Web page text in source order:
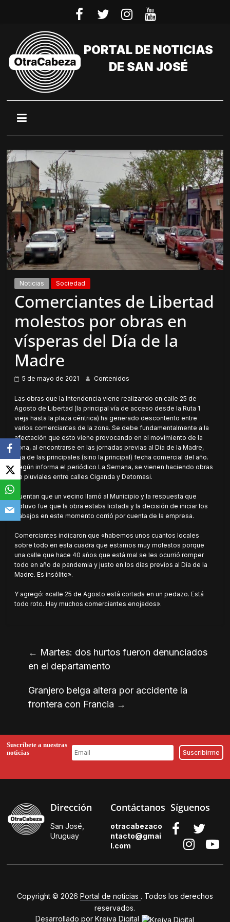
PORTAL DE NOTICIAS
DE SAN JOSÉ
Noticias Sociedad
Comerciantes de Libertad
molestos por obras en
vísperas del Día de la
Madre
5 de mayo de 2021 Contenidos
Las obras que la Intendencia viene realizando en calle 25 de
Agosto de Libertad (la principal vía de acceso desde la Ruta 1
vieja hasta la plaza céntrica) ha generado descontento entre
varios comerciantes de la zona. Se debe fundamentalmente a la
afectación que esto viene provocando en el movimiento de la
zona, al encontrarse en las jornadas previas al Día de la Madre,
una de las principales (sino la principal) fecha comercial del año.
Según informa el periódico La Semana, se vienen haciendo obras
de pluviales entre calles Ciganda y Detomasi.
Cuentan que un vecino llamó al Municipio y la respuesta que
obtuvo fue que la obra estaba licitada y la decisión de iniciar los
trabajos en este momento corrió por cuenta de la empresa.
Comerciantes indicaron que «habemos unos cuantos locales
sobre todo en esta cuadra que estamos muy molestos porque
una calle que hace 40 años que está mal se les ocurrió romper
todo en año de pandemia y justo en los días previos al Día de la
Madre. Es insólito».
Y agregó: «calle 25 de Agosto está cortada en un pedazo. Está
todo roto. Hay muchos comerciantes enojados».
← Martes: dos hurtos fueron denunciados
en el departamento
Granjero belga altera por accidente la
frontera con Francia →
Suscríbete a nuestras
noticias
Dirección
San José,
Uruguay
Contáctanos
otracabezaco
ntacto@gmai
l.com
Síguenos
Copyright © 2026 Portal de noticias . Todos los derechos
reservados.
Desarrollado porKreiva Digital